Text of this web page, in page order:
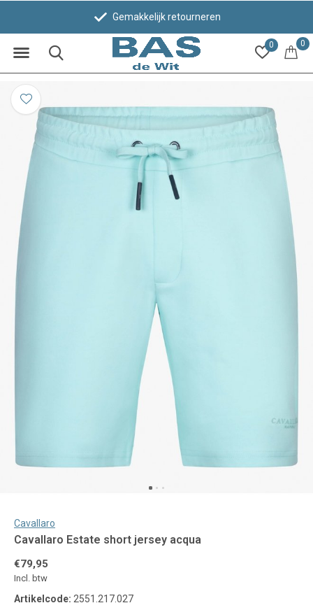
0 0
Gemakkelijk retourneren
Cavallaro
Cavallaro Estate short jersey acqua
€79,95
Incl. btw
Artikelcode: 2551.217.027